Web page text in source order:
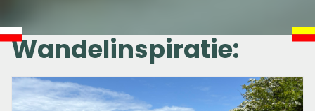
Wandelinspiratie: